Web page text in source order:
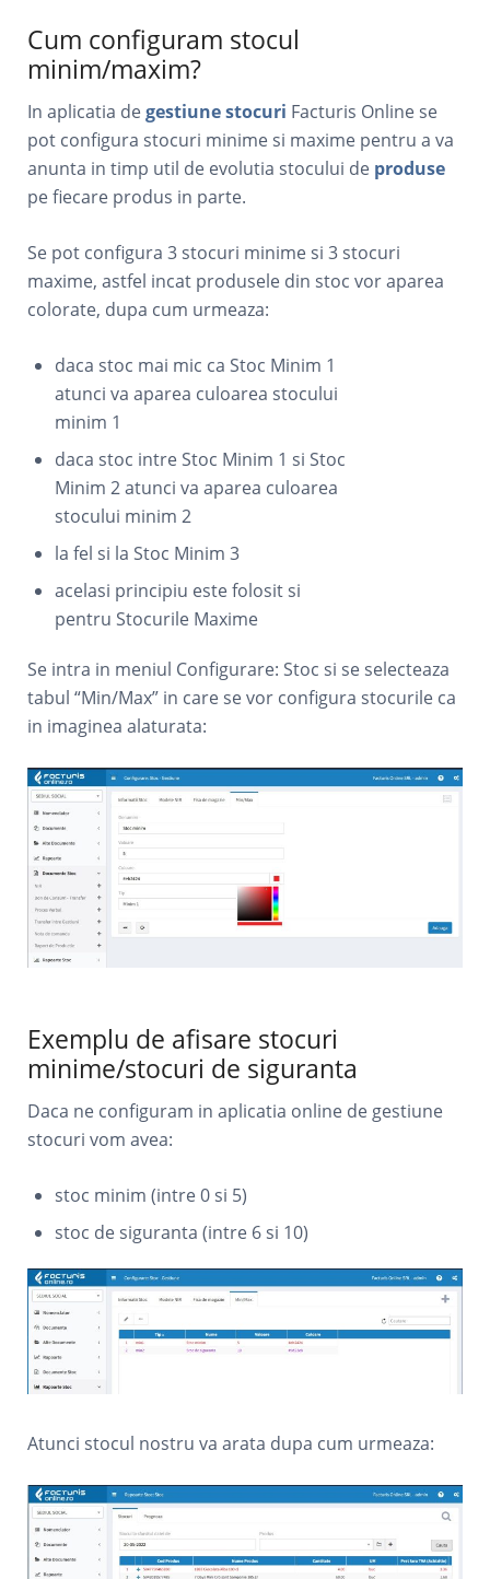
Cum configuram stocul
minim/maxim?
In aplicatia degestiune stocuri Facturis Online se
pot configura stocuri minime si maxime pentru a va
anunta in timp util de evolutia stocului de produse
pe fiecare produs in parte.
Se pot configura 3 stocuri minime si 3 stocuri
maxime, astfel incat produsele din stoc vor aparea
colorate, dupa cum urmeaza:
daca stoc mai mic ca Stoc Minim 1
atunci va aparea culoarea stocului
minim 1
daca stoc intre Stoc Minim 1 si Stoc
Minim 2 atunci va aparea culoarea
stocului minim 2
la fel si la Stoc Minim 3
acelasi principiu este folosit si
pentru Stocurile Maxime
Se intra in meniul Configurare: Stoc si se selecteaza
tabul “Min/Max” in care se vor configura stocurile ca
in imaginea alaturata:
Exemplu de afisare stocuri
minime/stocuri de siguranta
Daca ne configuram in aplicatia online de gestiune
stocuri vom avea:
stoc minim (intre 0 si 5)
stoc de siguranta (intre 6 si 10)
Atunci stocul nostru va arata dupa cum urmeaza: